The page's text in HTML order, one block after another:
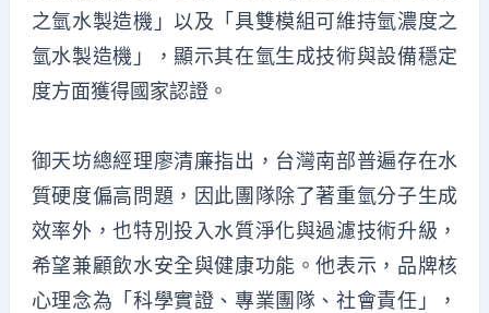
之氫水製造機」以及「具雙模組可維持氫濃度之
氫水製造機」，顯示其在氫生成技術與設備穩定
度方面獲得國家認證。
御天坊總經理廖清廉指出，台灣南部普遍存在水
質硬度偏高問題，因此團隊除了著重氫分子生成
效率外，也特別投入水質淨化與過濾技術升級，
希望兼顧飲水安全與健康功能。他表示，品牌核
心理念為「科學實證、專業團隊、社會責任」，